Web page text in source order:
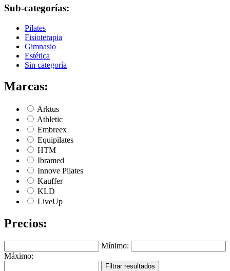
Sub-categorías:
Pilates
Fisioterapia
Gimnasio
Estética
Sin categoría
Marcas:
Arktus
Athletic
Embreex
Equipilates
HTM
Ibramed
Innove Pilates
Kauffer
KLD
LiveUp
Precios:
Mínimo:
Máximo:
Filtrar resultados